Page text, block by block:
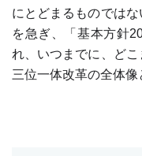
にとどまるものでは
を急ぎ、「基本方針
れ、いつまでに、ど
三位一体改革の全体像